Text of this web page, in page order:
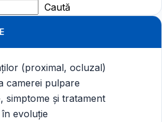
Caută
(proximal, ocluzal)
camerei pulpare
simptome și tratament
evoluție